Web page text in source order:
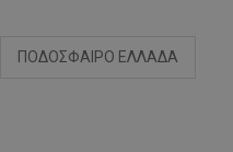
ΠΟΔΟΣΦΑΙΡΟ ΕΛΛΑΔΑ